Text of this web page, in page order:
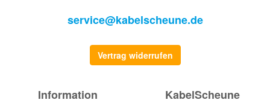
service@kabelscheune.de
Vertrag widerrufen
Information KabelScheune